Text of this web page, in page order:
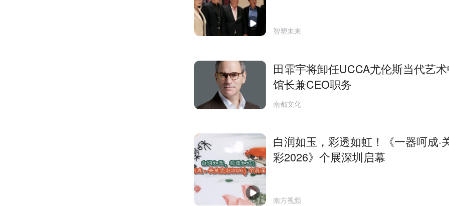
智塑未来
田霏宇将卸任UCCA尤伦斯当代艺
馆长兼CEO职务
南都文化
白润如玉，彩透如虹！《一器呵成·
彩2026》个展深圳启幕
南方视频